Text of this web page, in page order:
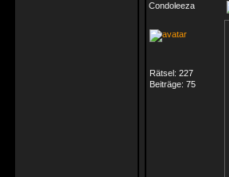
Condoleeza
Rätsel: 227
Beiträge: 75